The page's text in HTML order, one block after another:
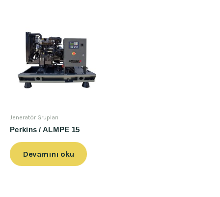
Jeneratör Grupları
Perkins / ALMPE 15
Devamını oku